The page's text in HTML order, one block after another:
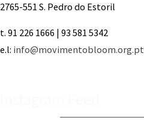
2765-551 S. Pedro do Estoril
t. 91 226 1666 | 93 581 5342
e.l: info@movimentobloom.org.pt